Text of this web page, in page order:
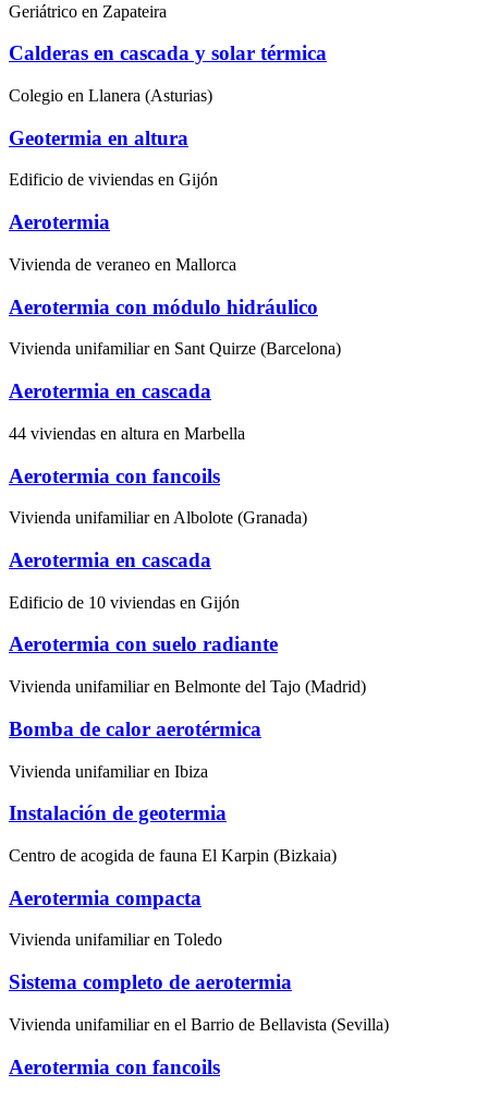
Geriátrico en Zapateira
Calderas en cascada y solar térmica
Colegio en Llanera (Asturias)
Geotermia en altura
Edificio de viviendas en Gijón
Aerotermia
Vivienda de veraneo en Mallorca
Aerotermia con módulo hidráulico
Vivienda unifamiliar en Sant Quirze (Barcelona)
Aerotermia en cascada
44 viviendas en altura en Marbella
Aerotermia con fancoils
Vivienda unifamiliar en Albolote (Granada)
Aerotermia en cascada
Edificio de 10 viviendas en Gijón
Aerotermia con suelo radiante
Vivienda unifamiliar en Belmonte del Tajo (Madrid)
Bomba de calor aerotérmica
Vivienda unifamiliar en Ibiza
Instalación de geotermia
Centro de acogida de fauna El Karpin (Bizkaia)
Aerotermia compacta
Vivienda unifamiliar en Toledo
Sistema completo de aerotermia
Vivienda unifamiliar en el Barrio de Bellavista (Sevilla)
Aerotermia con fancoils